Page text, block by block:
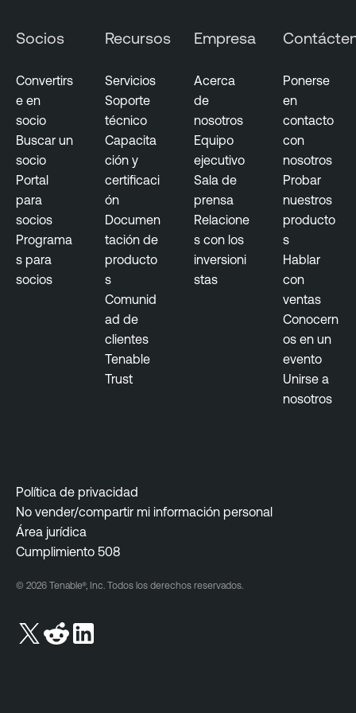
Socios
Convertirs
e en
socio
Buscar un
socio
Portal
para
socios
Programa
s para
socios
Recursos
Servicios
Soporte
técnico
Capacita
ción y
certificaci
ón
Documen
tación de
producto
s
Comunid
ad de
clientes
Tenable
Trust
Empresa
Acerca
de
nosotros
Equipo
ejecutivo
Sala de
prensa
Relacione
s con los
inversioni
stas
Ponerse
en
contacto
con
nosotros
Probar
nuestros
producto
s
Hablar
con
ventas
Conocern
os en un
evento
Unirse a
nosotros
Política de privacidad
No vender/compartir mi información personal
Área jurídica
Cumplimiento 508
© 2026 Tenable®, Inc. Todos los derechos reservados.